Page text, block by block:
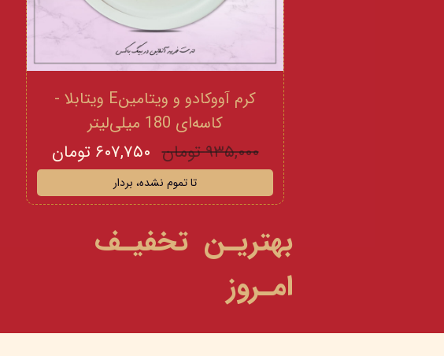
بهتریـن تخفیـف
امـروز
کرم آووکادو و ویتامینE ویتابلا -
کاسه‌ای 180 میلی‌لیتر
۹۳۵,۰۰۰ تومان ۶۰۷,۷۵۰ تومان
تا تموم نشده، بردار